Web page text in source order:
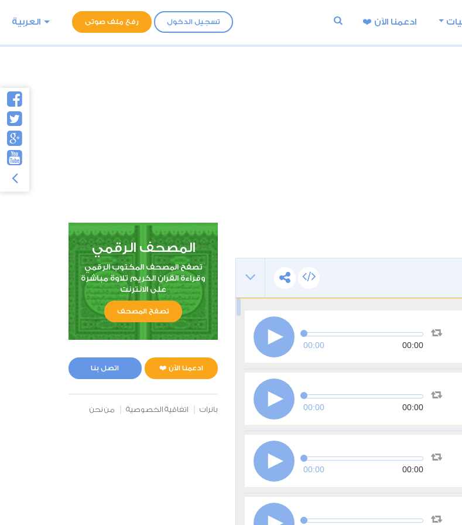
تسجيل الدخول رفع ملف صوتى العربية ادعمنا اﻵن ❤️
00:00 00:00
00:00 00:00
00:00 00:00
المصحف الرقمي
تصفح المصحف المكتوب الرقمي
وقراءة القران الكريم تلاوة مباشرة
على الانترنت
تصفح المصحف
ادعمنا الآن ❤️ اتصل بنا
بانرات اتفاقية الخصوصية من نحن